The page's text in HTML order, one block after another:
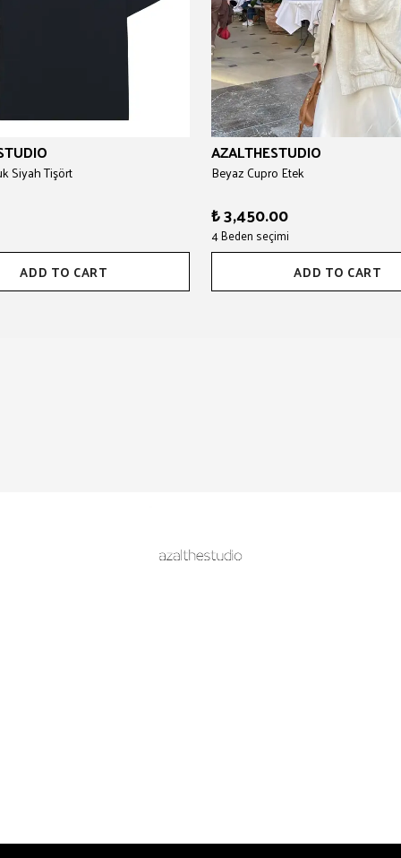
Siyah Tişört
ADD TO CART
AZALTHESTUDIO
Beyaz Cupro Etek
₺ 3,450.00
4 Beden seçimi
ADD TO CART